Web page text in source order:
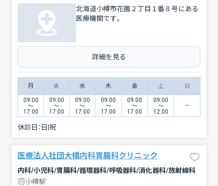
北海道小樽市花園２丁目１番８号にある
医療機関です。
詳細を見る
月 火 水 木 金 土 日
09:00
〜
17:00
09:00
〜
17:00
09:00
〜
17:00
09:00
〜
17:00
09:00
〜
17:00
09:00
〜
12:00
休診日： 日|祝
医療法人社団大橋内科胃腸科クリニック
内科/小児科/胃腸科/循環器科/呼吸器科/消化器科/放射線科
小樽駅